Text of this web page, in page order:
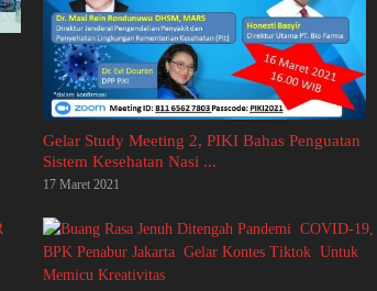
Gelar Study Meeting 2, PIKI Bahas Penguatan
Sistem Kesehatan Nasi ...
17 Maret 2021